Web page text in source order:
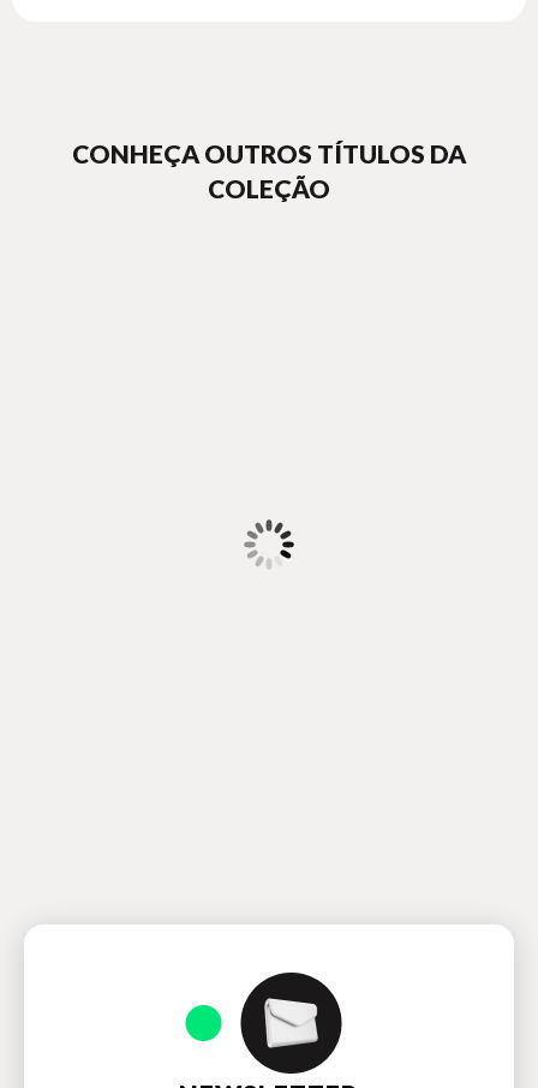
CONHEÇA OUTROS TÍTULOS DA
COLEÇÃO